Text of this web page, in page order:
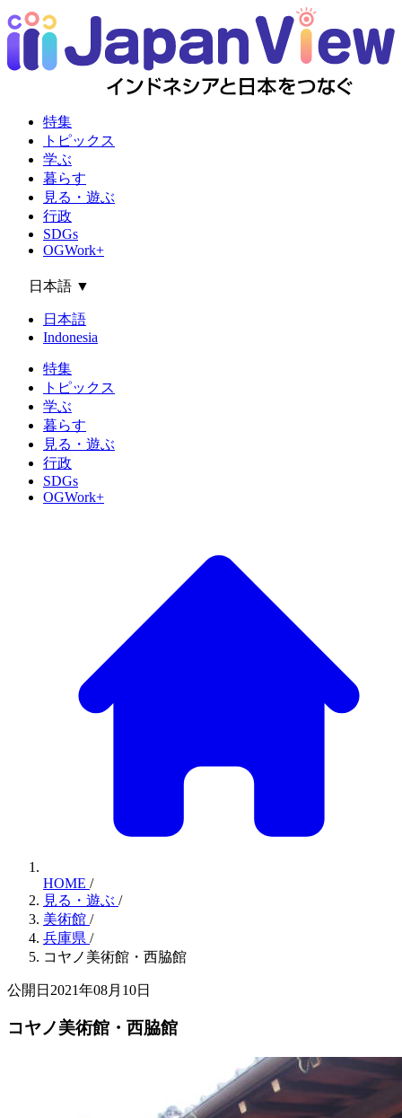
特集
トピックス
学ぶ
暮らす
見る・遊ぶ
行政
SDGs
OGWork+
日本語 ▼
日本語
Indonesia
特集
トピックス
学ぶ
暮らす
見る・遊ぶ
行政
SDGs
OGWork+
HOME /
見る・遊ぶ /
美術館 /
兵庫県 /
コヤノ美術館・西脇館
公開日2021年08月10日
コヤノ美術館・西脇館